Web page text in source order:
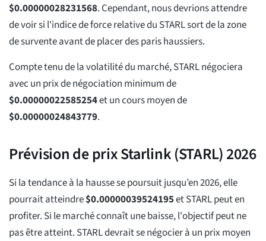
$0.00000028231568. Cependant, nous devrions attendre
de voir si l'indice de force relative du STARL sort de la zone
de survente avant de placer des paris haussiers.
Compte tenu de la volatilité du marché, STARL négociera
avec un prix de négociation minimum de
$0.00000022585254et un cours moyen de
$0.00000024843779.
Prévision de prix Starlink (STARL) 2026
Si la tendance à la hausse se poursuit jusqu’en 2026, elle
pourrait atteindre$0.00000039524195et STARL peut en
profiter. Si le marché connaît une baisse, l'objectif peut ne
pas être atteint. STARL devrait se négocier à un prix moyen